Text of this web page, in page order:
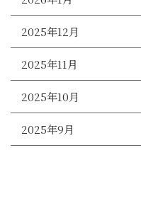
2025年12月
2025年11月
2025年10月
2025年9月